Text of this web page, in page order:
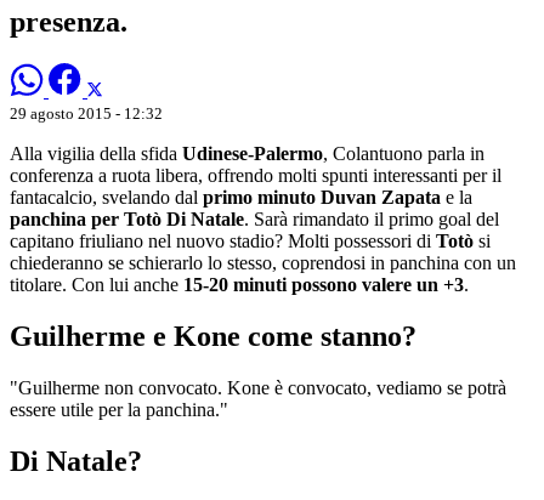
presenza.
29 agosto 2015 - 12:32
Alla vigilia della sfida Udinese-Palermo, Colantuono parla in
conferenza a ruota libera, offrendo molti spunti interessanti per il
fantacalcio, svelando dal primo minuto Duvan Zapata e la
panchina per Totò Di Natale. Sarà rimandato il primo goal del
capitano friuliano nel nuovo stadio? Molti possessori di Totò si
chiederanno se schierarlo lo stesso, coprendosi in panchina con un
titolare. Con lui anche 15-20 minuti possono valere un +3.
Guilherme e Kone come stanno?
"Guilherme non convocato. Kone è convocato, vediamo se potrà
essere utile per la panchina."
Di Natale?